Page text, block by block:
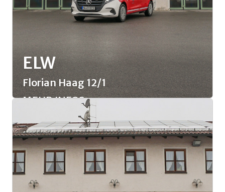
ELW
Florian Haag 12/1
MEHR INFOS